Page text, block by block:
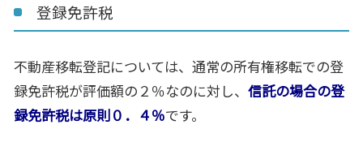
登録免許税
不動産移転登記については、通常の所有権移転での登
録免許税が評価額の２％なのに対し、 信託の場合の登
録免許税は原則０．４％です。